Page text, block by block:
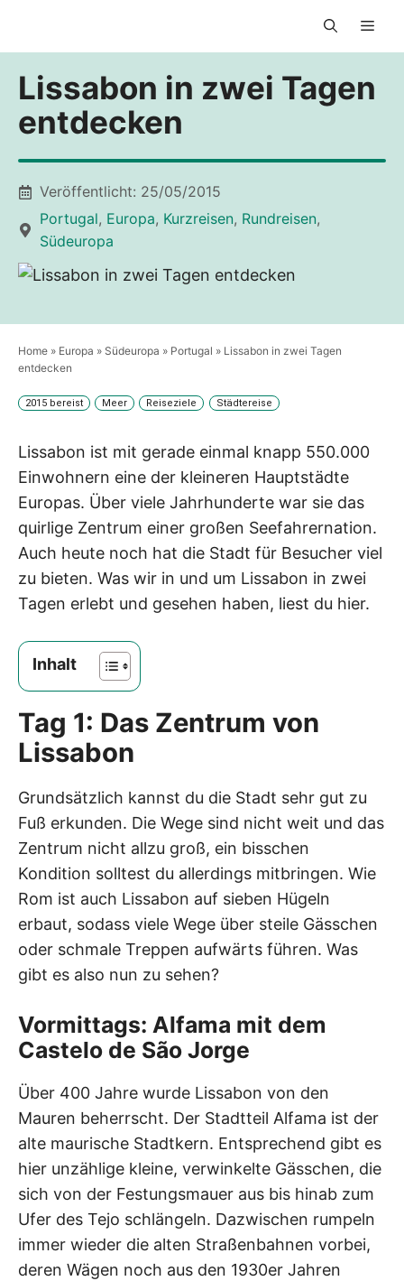
Lissabon in zwei Tagen
entdecken
Veröffentlicht: 25/05/2015
Portugal, Europa, Kurzreisen, Rundreisen,
Südeuropa
Home » Europa » Südeuropa » Portugal » Lissabon in zwei Tagen
entdecken
2015 bereist Meer Reiseziele Städtereise
Lissabon ist mit gerade einmal knapp 550.000
Einwohnern eine der kleineren Hauptstädte
Europas. Über viele Jahrhunderte war sie das
quirlige Zentrum einer großen Seefahrernation.
Auch heute noch hat die Stadt für Besucher viel
zu bieten. Was wir in und um Lissabon in zwei
Tagen erlebt und gesehen haben, liest du hier.
Inhalt
Tag 1: Das Zentrum von
Lissabon
Grundsätzlich kannst du die Stadt sehr gut zu
Fuß erkunden. Die Wege sind nicht weit und das
Zentrum nicht allzu groß, ein bisschen
Kondition solltest du allerdings mitbringen. Wie
Rom ist auch Lissabon auf sieben Hügeln
erbaut, sodass viele Wege über steile Gässchen
oder schmale Treppen aufwärts führen. Was
gibt es also nun zu sehen?
Vormittags: Alfama mit dem
Castelo de São Jorge
Über 400 Jahre wurde Lissabon von den
Mauren beherrscht. Der Stadtteil Alfama ist der
alte maurische Stadtkern. Entsprechend gibt es
hier unzählige kleine, verwinkelte Gässchen, die
sich von der Festungsmauer aus bis hinab zum
Ufer des Tejo schlängeln. Dazwischen rumpeln
immer wieder die alten Straßenbahnen vorbei,
deren Wägen noch aus den 1930er Jahren